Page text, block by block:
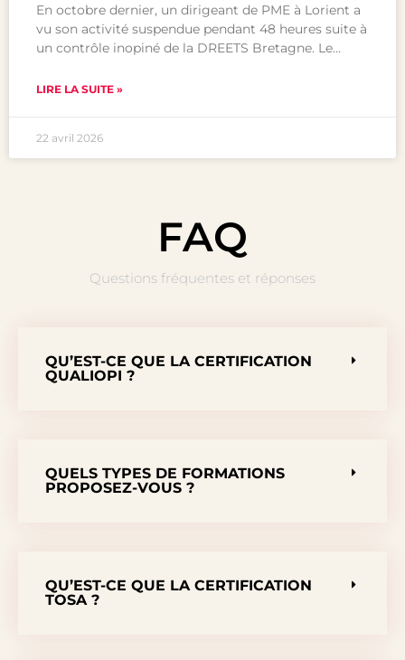
En octobre dernier, un dirigeant de PME à Lorient a
vu son activité suspendue pendant 48 heures suite à
un contrôle inopiné de la DREETS Bretagne. Le…
LIRE LA SUITE »
22 avril 2026
FAQ
Questions fréquentes et réponses
QU’EST-CE QUE LA CERTIFICATION
QUALIOPI ?
QUELS TYPES DE FORMATIONS
PROPOSEZ-VOUS ?
QU’EST-CE QUE LA CERTIFICATION
TOSA ?